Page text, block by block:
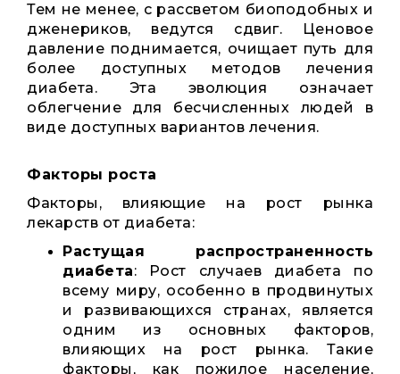
Тем не менее, с рассветом биоподобных и
дженериков, ведутся сдвиг. Ценовое
давление поднимается, очищает путь для
более доступных методов лечения
диабета. Эта эволюция означает
облегчение для бесчисленных людей в
виде доступных вариантов лечения.
Факторы роста
Факторы, влияющие на рост рынка
лекарств от диабета:
Растущая распространенность
диабета: Рост случаев диабета по
всему миру, особенно в продвинутых
и развивающихся странах, является
одним из основных факторов,
влияющих на рост рынка. Такие
факторы, как пожилое население,